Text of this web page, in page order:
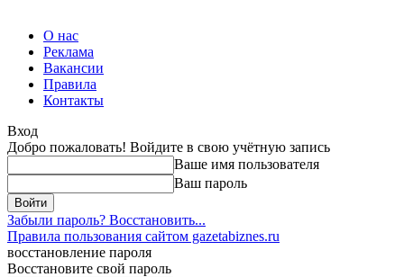
О нас
Реклама
Вакансии
Правила
Контакты
Вход
Добро пожаловать! Войдите в свою учётную запись
Ваше имя пользователя
Ваш пароль
Забыли пароль? Восстановить...
Правила пользования сайтом gazetabiznes.ru
восстановление пароля
Восстановите свой пароль